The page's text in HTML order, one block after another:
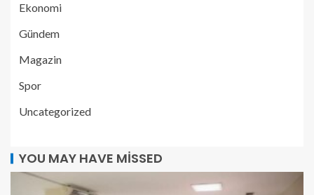
Ekonomi
Gündem
Magazin
Spor
Uncategorized
YOU MAY HAVE MISSED